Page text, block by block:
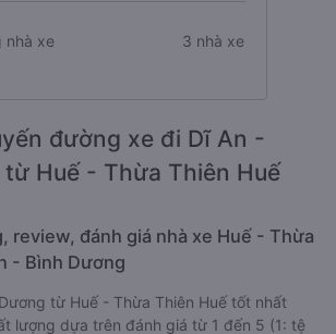
nhà xe 3 nhà xe
đường xe đi Dĩ An -
Huế - Thừa Thiên Huế
review, đánh giá nhà xe Huế - Thừa
- Bình Dương
từ Huế - Thừa Thiên Huế tốt nhất
lượng dựa trên đánh giá từ 1 đến 5 (1: tệ